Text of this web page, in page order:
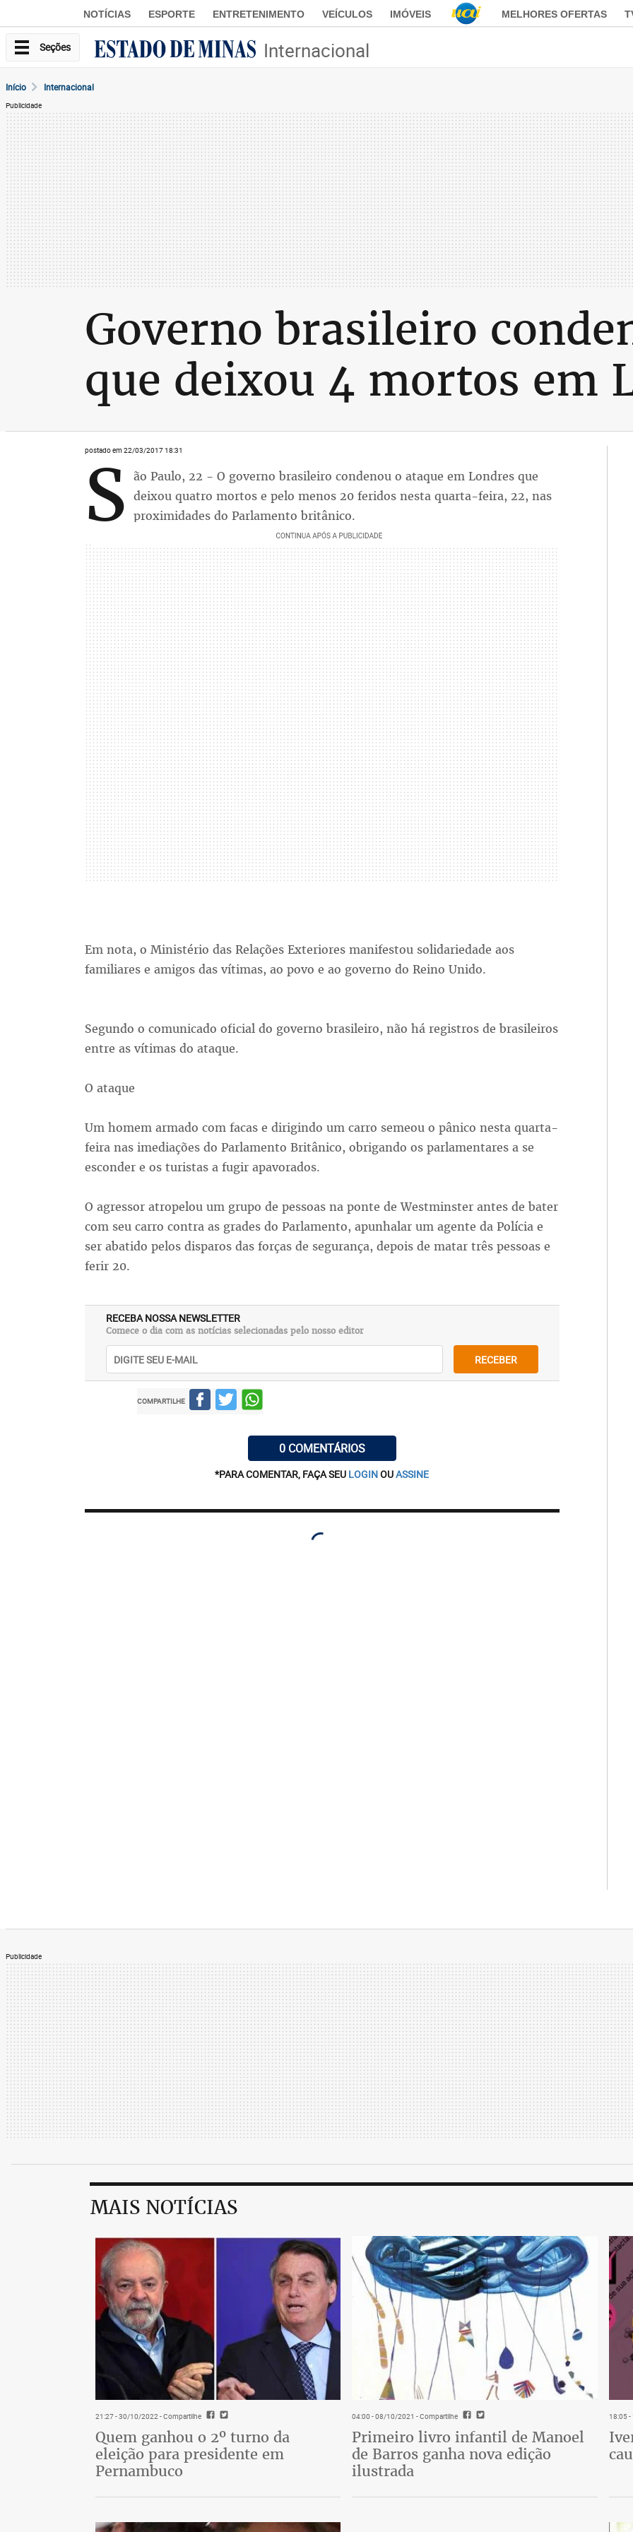
NOTÍCIAS ESPORTE ENTRETENIMENTO VEÍCULOS IMÓVEIS MELHORES OFERTAS
Seções Internacional
Início Internacional
Publicidade
Governo brasileiro
que deixou 4 mortos em
postado em 22/03/2017 18:31
S ão Paulo, 22 - O governo brasileiro condenou o ataque em Londres que
deixou quatro mortos e pelo menos 20 feridos nesta quarta-feira, 22, nas
proximidades do Parlamento britânico.
Em nota, o Ministério das Relações Exteriores manifestou solidariedade aos
familiares e amigos das vítimas, ao povo e ao governo do Reino Unido.
Segundo o comunicado oficial do governo brasileiro, não há registros de brasileiros
entre as vítimas do ataque.
O ataque
Um homem armado com facas e dirigindo um carro semeou o pânico nesta quarta-
feira nas imediações do Parlamento Britânico, obrigando os parlamentares a se
esconder e os turistas a fugir apavorados.
O agressor atropelou um grupo de pessoas na ponte de Westminster antes de bater
com seu carro contra as grades do Parlamento, apunhalar um agente da Polícia e
ser abatido pelos disparos das forças de segurança, depois de matar três pessoas e
ferir 20.
RECEBA NOSSA NEWSLETTER
Comece o dia com as notícias selecionadas pelo nosso editor
RECEBER
COMPARTILHE
0 COMENTÁRIOS
*PARA COMENTAR, FAÇA SEU LOGINOUASSINE
Publicidade
MAIS NOTÍCIAS
21:27 - 30/10/2022- Compartilhe
Quem ganhou o 2º turno da
eleição para presidente em
Pernambuco
04:00 - 08/10/2021 - Compartilhe
Primeiro livro infantil de Manoel
de Barros ganha nova edição
ilustrada
18:05